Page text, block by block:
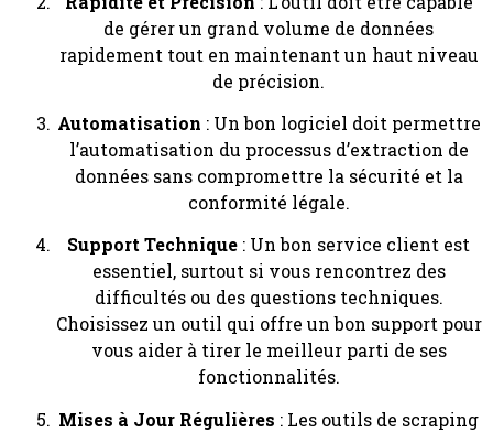
de gérer un grand volume de données
rapidement tout en maintenant un haut niveau
de précision.
Automatisation : Un bon logiciel doit permettre
l’automatisation du processus d’extraction de
données sans compromettre la sécurité et la
conformité légale.
Support Technique : Un bon service client est
essentiel, surtout si vous rencontrez des
difficultés ou des questions techniques.
Choisissez un outil qui offre un bon support pour
vous aider à tirer le meilleur parti de ses
fonctionnalités.
Mises à Jour Régulières : Les outils de scraping